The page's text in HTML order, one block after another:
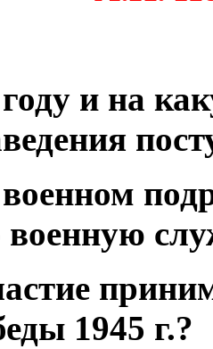
и на
военную
1945